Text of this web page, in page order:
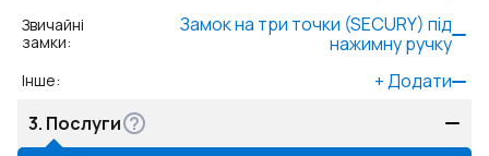
Звичайні
замки:
Замок на три точки (SECURY) під
нажимну ручку
Інше: +Додати
3. Послуги